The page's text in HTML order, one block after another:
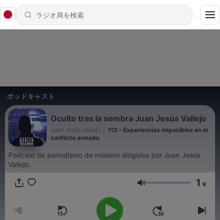
ポッドキャスト
Oculto tras la sombra Juan Jesús Vallejo
Juan Jesús Vallejo
112 - Experiencias imposibles en el
conflicto armado
Podcast de periodismo de misterio dirigidos por Juan Jesús
Vallejo.
音量 1 x